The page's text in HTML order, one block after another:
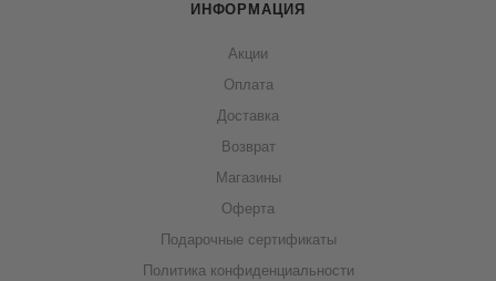
ИНФОРМАЦИЯ
Акции
Оплата
Доставка
Возврат
Магазины
Оферта
Подарочные сертификаты
Политика конфиденциальности